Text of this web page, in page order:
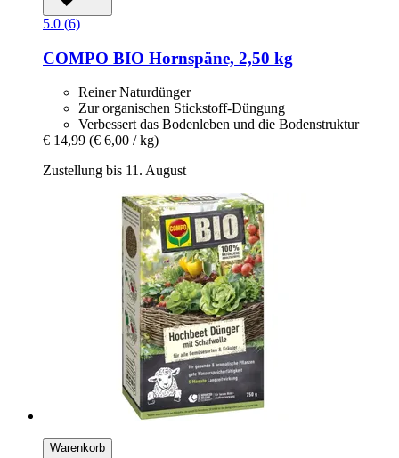
5.0 (6)
COMPO BIO Hornspäne, 2,50 kg
Reiner Naturdünger
Zur organischen Stickstoff-Düngung
Verbessert das Bodenleben und die Bodenstruktur
€ 14,99 (€ 6,00 / kg)
Zustellung bis 11. August
Warenkorb